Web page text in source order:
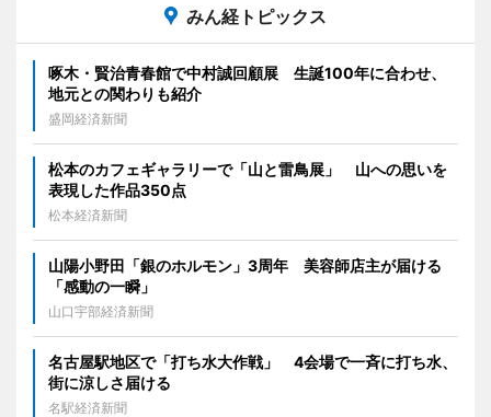
みん経トピックス
啄木・賢治青春館で中村誠回顧展 生誕100年に合わせ、
地元との関わりも紹介
盛岡経済新聞
松本のカフェギャラリーで「山と雷鳥展」 山への思いを
表現した作品350点
松本経済新聞
山陽小野田「銀のホルモン」3周年 美容師店主が届ける
「感動の一瞬」
山口宇部経済新聞
名古屋駅地区で「打ち水大作戦」 4会場で一斉に打ち水、
街に涼しさ届ける
名駅経済新聞